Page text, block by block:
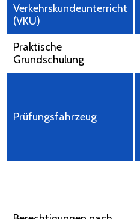
Verkehrskundeunterricht
(VKU)
Praktische
Grundschulung
Prüfungsfahrzeug